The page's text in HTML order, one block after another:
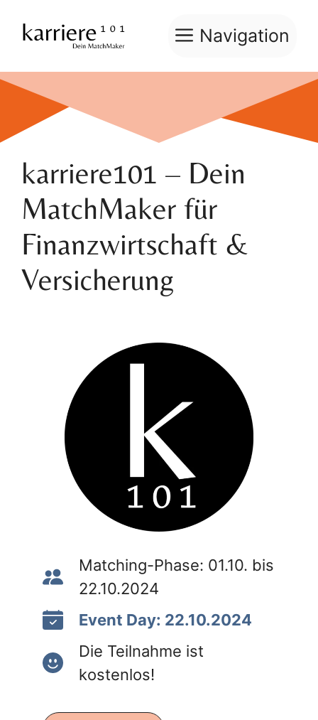
Inhalt
springen
Navigation
karriere101 – Dein
MatchMaker für
Finanzwirtschaft &
Versicherung
Matching-Phase: 01.10. bis
22.10.2024
Event Day: 22.10.2024
Die Teilnahme ist
kostenlos!